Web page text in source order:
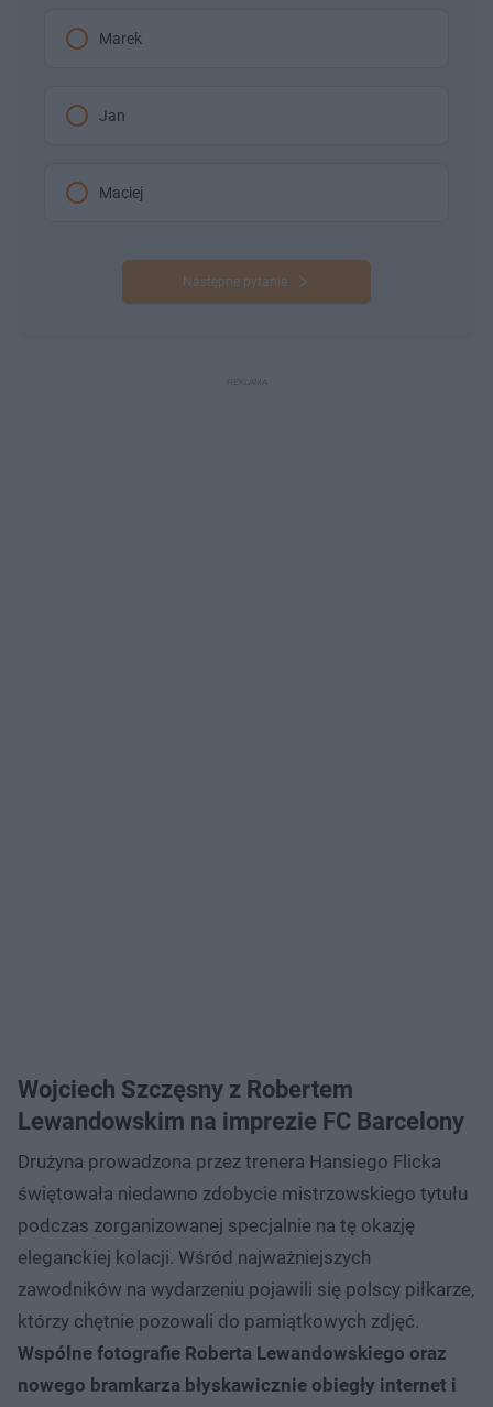
Marek
Jan
Maciej
Następne pytanie
Wojciech Szczęsny z Robertem
Lewandowskim na imprezie FC Barcelony
Drużyna prowadzona przez trenera Hansiego Flicka
świętowała niedawno zdobycie mistrzowskiego tytułu
podczas zorganizowanej specjalnie na tę okazję
eleganckiej kolacji. Wśród najważniejszych
zawodników na wydarzeniu pojawili się polscy piłkarze,
którzy chętnie pozowali do pamiątkowych zdjęć.
Wspólne fotografie Roberta Lewandowskiego oraz
nowego bramkarza błyskawicznie obiegły internet i